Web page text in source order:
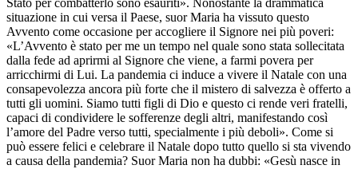
situazione in cui versa il Paese, suor Maria ha vissuto questo
Avvento come occasione per accogliere il Signore nei più poveri:
«L’Avvento è stato per me un tempo nel quale sono stata sollecitata
dalla fede ad aprirmi al Signore che viene, a farmi povera per
arricchirmi di Lui. La pandemia ci induce a vivere il Natale con una
consapevolezza ancora più forte che il mistero di salvezza è offerto a
tutti gli uomini. Siamo tutti figli di Dio e questo ci rende veri fratelli,
capaci di condividere le sofferenze degli altri, manifestando così
l’amore del Padre verso tutti, specialmente i più deboli». Come si
può essere felici e celebrare il Natale dopo tutto quello si sta vivendo
a causa della pandemia? Suor Maria non ha dubbi: «Gesù nasce in